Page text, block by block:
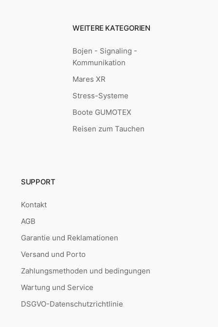
WEITERE KATEGORIEN
Bojen - Signaling -
Kommunikation
Mares XR
Stress-Systeme
Boote GUMOTEX
Reisen zum Tauchen
SUPPORT
Kontakt
AGB
Garantie und Reklamationen
Versand und Porto
Zahlungsmethoden und bedingungen
Wartung und Service
DSGVO-Datenschutzrichtlinie